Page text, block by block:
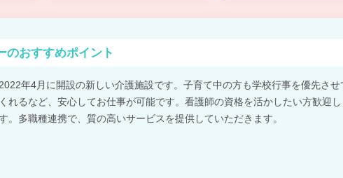
のおすすめポイント
2022年4月に開設の新しい介護施設です。子育て中の方も学校行事を優先させ
くれるなど、安心してお仕事が可能です。看護師の資格を活かしたい方歓迎し
。多職種連携で、質の高いサービスを提供していただきます。